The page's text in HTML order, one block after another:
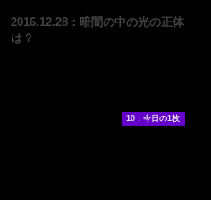
2016.12.28：暗闇の中の光の正体
は？
10：今日の1枚